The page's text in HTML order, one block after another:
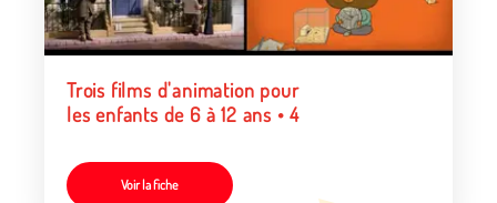
Trois films d'animation pour
les enfants de 6 à 12 ans • 4
Voir la fiche